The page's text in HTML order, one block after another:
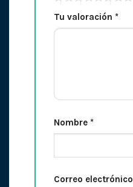
Tu valoración *
Nombre *
Correo electrónico